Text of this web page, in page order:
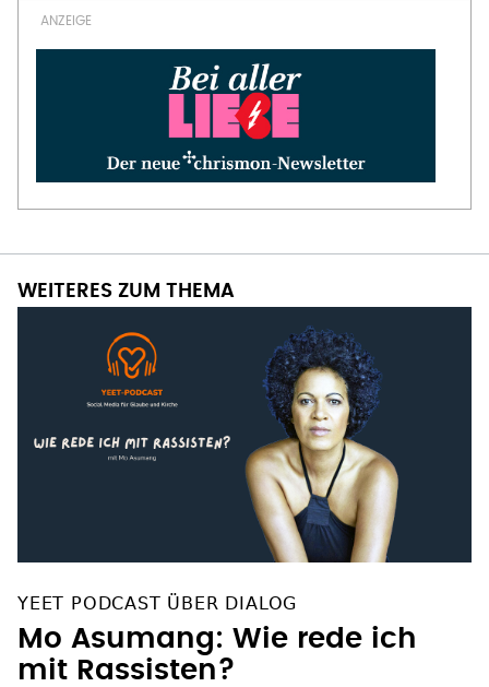
WEITERES ZUM THEMA
YEET PODCAST ÜBER DIALOG
Mo Asumang: Wie rede ich
mit Rassisten?